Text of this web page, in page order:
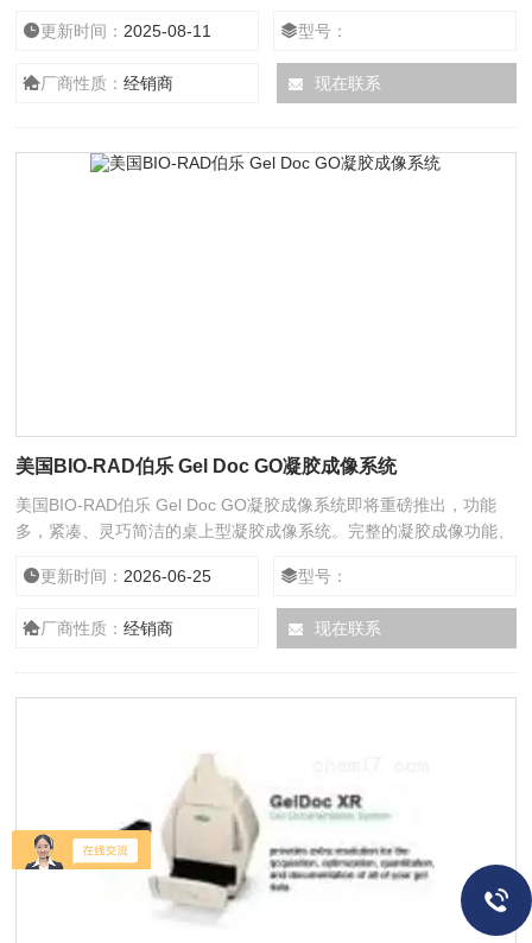
下鼠标就可以得到想要的结果：从Quantity One 软件图像采集窗口
更新时间： 2025-08-11 型号：
厂商性质：经销商 现在联系
美国BIO-RAD伯乐 Gel Doc GO凝胶成像系统
美国BIO-RAD伯乐 Gel Doc GO凝胶成像系统即将重磅推出，功能
多，紧凑、灵巧简洁的桌上型凝胶成像系统。完整的凝胶成像功能、
的凝胶图像，智能托盘识别技术可自动识别放入仪器的样品盘类型，
并自动完成软件参数设置，可以轻松快速获取核酸、蛋白凝胶图像。
更新时间： 2026-06-25 型号：
厂商性质：经销商 现在联系